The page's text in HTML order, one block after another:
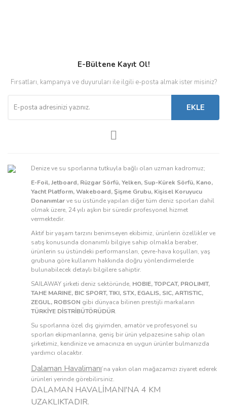
E-Bültene Kayıt Ol!
Fırsatları, kampanya ve duyuruları ile ilgili e-posta almak ister misiniz?
EKLE
Denize ve su sporlarına tutkuyla bağlı olan uzman kadromuz;
E-Foil, Jetboard, Rüzgar Sörfü, Yelken, Sup-Kürek Sörfü, Kano,
Yacht Platform, Wakeboard, Şişme Grubu, Kişisel Koruyucu
Donanımlarve su üstünde yapılan diğer tüm deniz sporları dahil
olmak üzere, 24 yılı aşkın bir süredir profesyonel hizmet
vermektedir.
Aktif bir yaşam tarzını benimseyen ekibimiz, ürünlerin özellikler ve
satış konusunda donanımlı bilgiye sahip olmakla beraber,
ürünlerin su üstündeki performansları, çevre-hava koşulları, yaş
grubuna göre kullanım hakkında doğru yönlendirmelerde
bulunabilecek detaylı bilgilere sahiptir.
SAILAWAY şirketi deniz sektöründe, HOBIE, TOPCAT, PROLIMIT,
TAHE MARINE, BIC SPORT, TIKI, STX, EGALIS, SIC, ARTISTIC,
ZEGUL, ROBSON gibi dünyaca bilinen prestijli markaların
TÜRKİYE DİSTRİBÜTÖRÜDÜR.
Su sporlarına özel dış giyimden, amatör ve profesyonel su
sporları ekipmanlarına, geniş bir ürün yelpazesine sahip olan
şirketimiz, kendinize ve amacınıza en uygun ürünler bulmanızda
yardımcı olacaktır.
Dalaman Havalimanı’na yakın olan mağazamızı ziyaret ederek
ürünleri yerinde görebilirsiniz.
DALAMAN HAVALİMANI'NA 4 KM
UZAKLIKTADIR.